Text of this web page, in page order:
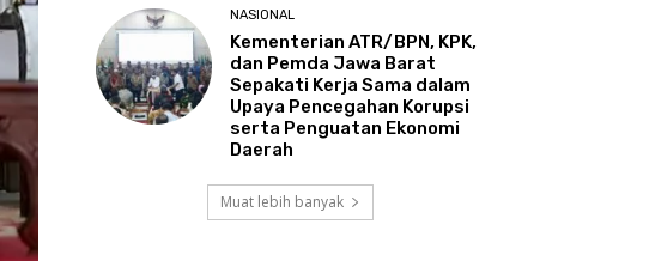
NASIONAL
Kementerian ATR/BPN, KPK,
dan Pemda Jawa Barat
Sepakati Kerja Sama dalam
Upaya Pencegahan Korupsi
serta Penguatan Ekonomi
Daerah
Muat lebih banyak